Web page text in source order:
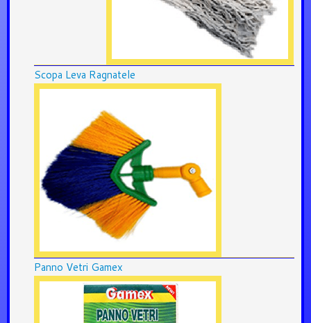
Scopa Leva Ragnatele
Panno Vetri Gamex